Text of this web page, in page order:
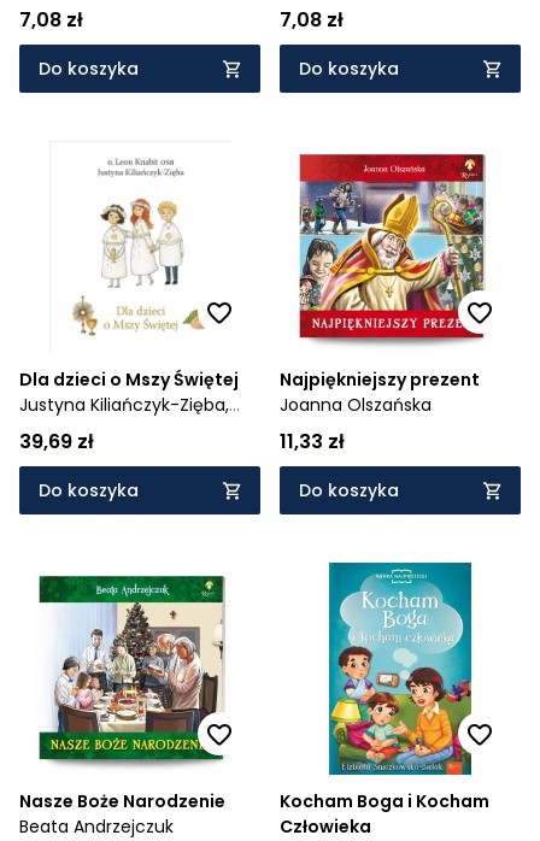
7,08 zł
Do koszyka
7,08 zł
Do koszyka
Dla dzieci o Mszy Świętej
Justyna Kiliańczyk-Zięba,
Leon Knabit
39,69 zł
Do koszyka
Najpiękniejszy prezent
Joanna Olszańska
11,33 zł
Do koszyka
Nasze Boże Narodzenie
Beata Andrzejczuk
Kocham Boga i Kocham
Człowieka